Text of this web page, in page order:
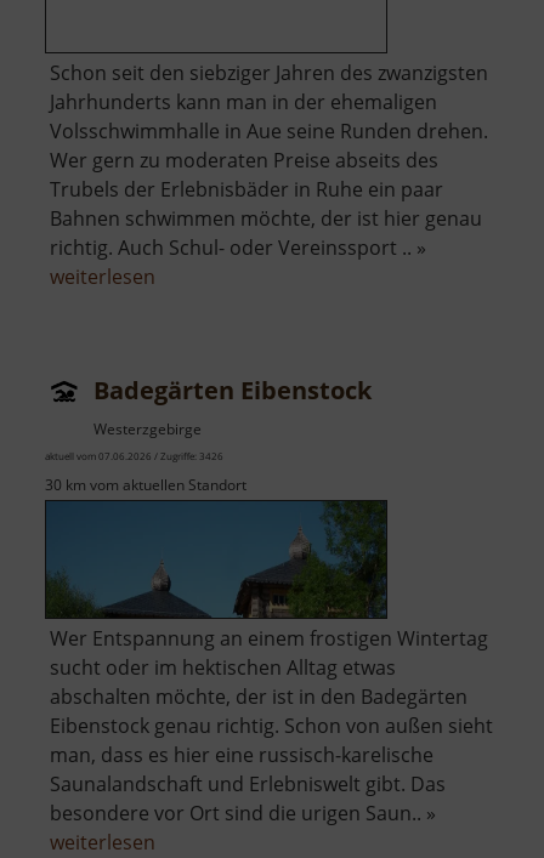
Schon seit den siebziger Jahren des zwanzigsten
Jahrhunderts kann man in der ehemaligen
Volsschwimmhalle in Aue seine Runden drehen.
Wer gern zu moderaten Preise abseits des
Trubels der Erlebnisbäder in Ruhe ein paar
Bahnen schwimmen möchte, der ist hier genau
richtig. Auch Schul- oder Vereinssport .. »
weiterlesen
Badegärten Eibenstock
Westerzgebirge
aktuell vom 07.06.2026 / Zugriffe: 3426
30 km vom aktuellen Standort
Wer Entspannung an einem frostigen Wintertag
sucht oder im hektischen Alltag etwas
abschalten möchte, der ist in den Badegärten
Eibenstock genau richtig. Schon von außen sieht
man, dass es hier eine russisch-karelische
Saunalandschaft und Erlebniswelt gibt. Das
besondere vor Ort sind die urigen Saun.. »
weiterlesen